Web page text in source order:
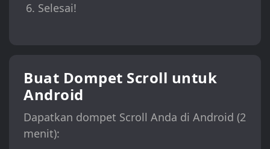
Selesai!
Buat Dompet Scroll untuk
Android
Dapatkan dompet Scroll Anda di Android (2
menit):